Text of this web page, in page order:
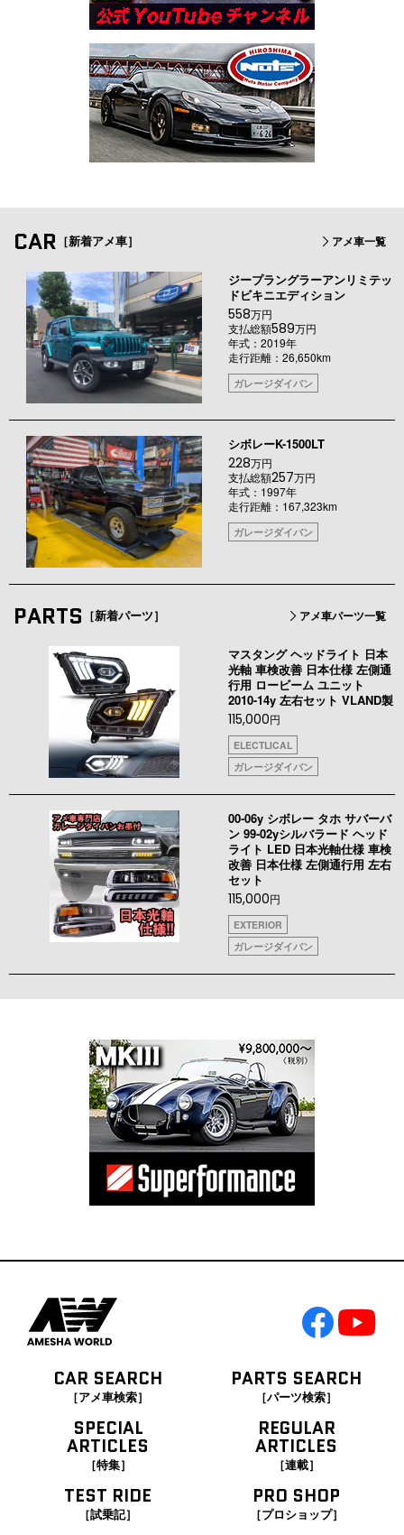
CAR ［新着アメ車］ アメ車一覧
ジープラングラーアンリミテッ
ドビキニエディション
558万円
支払総額589万円
年式：2019年
走行距離：26,650km
ガレージダイバン
シボレーK-1500LT
228万円
支払総額257万円
年式：1997年
走行距離：167,323km
ガレージダイバン
PARTS ［新着パーツ］ アメ車パーツ一覧
マスタング ヘッドライト 日本
光軸 車検改善 日本仕様 左側通
行用 ロービーム ユニット
2010-14y 左右セット VLAND製
115,000円
ELECTLICAL
ガレージダイバン
00-06y シボレー タホ サバーバ
ン 99-02yシルバラード ヘッド
ライト LED 日本光軸仕様 車検
改善 日本仕様 左側通行用 左右
セット
115,000円
EXTERIOR
ガレージダイバン
CAR SEARCH
［アメ車検索］
PARTS SEARCH
［パーツ検索］
SPECIAL
ARTICLES
［特集］
REGULAR
ARTICLES
［連載］
TEST RIDE
［試乗記］
PRO SHOP
［プロショップ］